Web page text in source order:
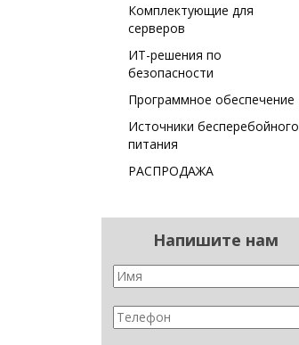
Комплектующие для
серверов
ИТ-решения по
безопасности
Программное обеспечение
Источники бесперебойного
питания
РАСПРОДАЖА
Напишите нам